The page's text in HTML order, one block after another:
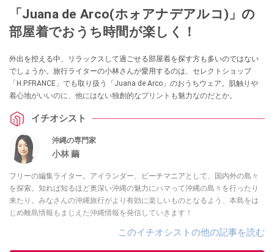
「Juana de Arco(ホォアナデアルコ)」の
部屋着でおうち時間が楽しく！
外出を控える中、リラックスして過ごせる部屋着を探す方も多いのではない
でしょうか。旅行ライターの小林さんが愛用するのは、セレクトショップ
「H.P.FRANCE」でも取り扱う「Juana de Arco」のおうちウェア。肌触りや
着心地がいいのに、他にはない独創的なプリントも魅力なのだとか。
イチオシスト
沖縄の専門家
小林 繭
フリーの編集ライター。アイランダー、ビーチマニアとして、国内外の島々
を探索。知れば知るほど奥深い沖縄の魅力にハマって沖縄の島々を行ったり
来たり。みなさんの沖縄旅行がより有効に楽しいものとなるよう、本島をは
じめ離島情報もまじえた沖縄情報を発信していきます！
このイチオシストの他の記事を読む